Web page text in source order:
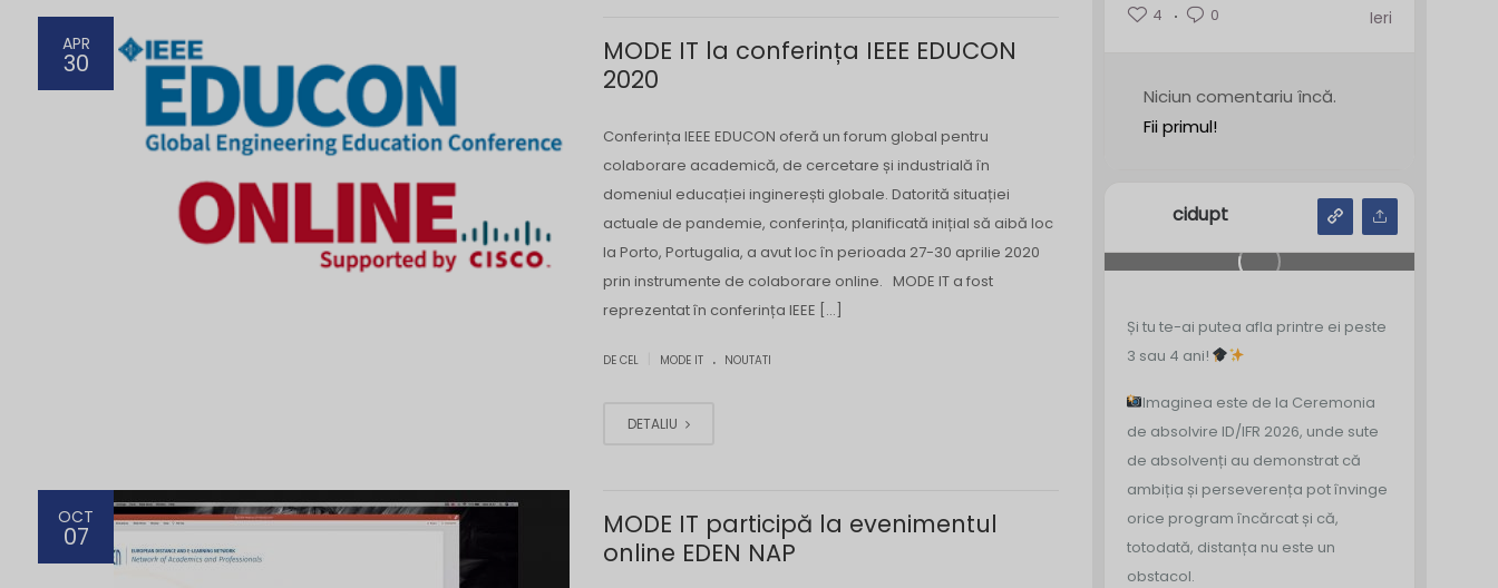
APR
30
MODE IT la conferința IEEE EDUCON
2020
Conferința IEEE EDUCON oferă un forum global pentru
colaborare academică, de cercetare și industrială în
domeniul educației inginerești globale. Datorită situației
actuale de pandemie, conferința, planificată inițial să aibă loc
la Porto, Portugalia, a avut loc în perioada 27-30 aprilie 2020
prin instrumente de colaborare online. MODE IT a fost
reprezentat în conferința IEEE […]
DE CEL MODE IT . NOUTATI
DETALIU
OCT
07
MODE IT participă la evenimentul
online EDEN NAP
4
0 Ieri
Niciun comentariu încă.
Fii primul!
cidupt
Și tu te-ai putea afla printre ei peste
3 sau 4 ani!
Imaginea este de la Ceremonia
de absolvire ID/IFR 2026, unde sute
de absolvenți au demonstrat că
ambiția și perseverența pot învinge
orice program încărcat și că,
totodată, distanța nu este un
obstacol.